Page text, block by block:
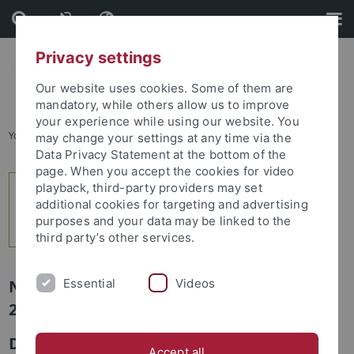
Skip
to
content
Skip
to
footer
You are here: Startseite ... 4
Newsletter Uni Tübingen aktuell Nr.
2/2016: Studium und Lehre
Das Universitätsarchiv Tübingen – ein Ort
Privacy settings
Our website uses cookies. Some of them are
mandatory, while others allow us to improve
your experience while using our website. You
may change your settings at any time via the
Data Privacy Statement at the bottom of the
page. When you accept the cookies for video
playback, third-party providers may set
additional cookies for targeting and advertising
purposes and your data may be linked to the
third party’s other services.
Essential Videos